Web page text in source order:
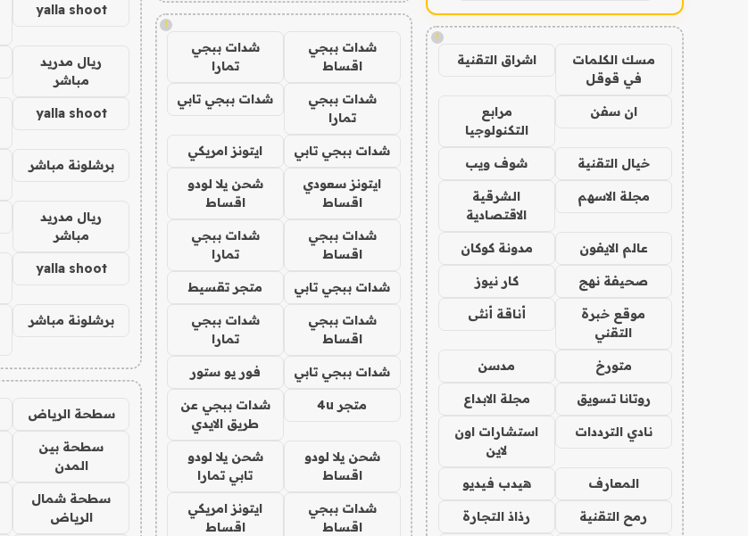
!
مسك الكلمات
في قوقل
اشراق التقنية
ان سفن
مرابع
التكنولوجيا
خيال التقنية شوف ويب
مجلة الاسهم
الشرقية
الاقتصادية
عالم الايفون مدونة كوكان
صحيفة نهج كار نيوز
موقع خبرة
التقني
أناقة أنثى
متورخ مدسن
روتانا تسويق مجلة الابداع
نادي الترددات
استشارات اون
لاين
المعارف هيدب فيديو
رمح التقنية رذاذ التجارة
!
شدات ببجي
اقساط
شدات ببجي
تمارا
شدات ببجي
تمارا
شدات ببجي تابي
شدات ببجي تابي ايتونز امريكي
ايتونز سعودي
اقساط
شحن يلا لودو
اقساط
شدات ببجي
اقساط
شدات ببجي
تمارا
شدات ببجي تابي متجر تقسيط
شدات ببجي
اقساط
شدات ببجي
تمارا
شدات ببجي تابي فور يو ستور
متجر 4u
شدات ببجي عن
طريق الايدي
شحن يلا لودو
اقساط
شحن يلا لودو
تابي تمارا
شدات ببجي
اقساط
ايتونز امريكي
اقساط
yalla shoot
ريال مدريد
مباشر
yalla shoot
برشلونة مباشر
ريال مدريد
مباشر
yalla shoot
برشلونة مباشر
سطحة الرياض
سطحة بين
المدن
سطحة شمال
الرياض